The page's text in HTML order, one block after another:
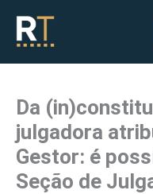
conteúdo
Da
julgadora
Gestor: é
Seção de